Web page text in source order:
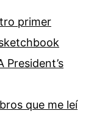
primer
President’s
que me leí